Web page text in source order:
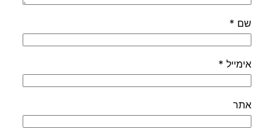
שם *
אימייל *
אתר